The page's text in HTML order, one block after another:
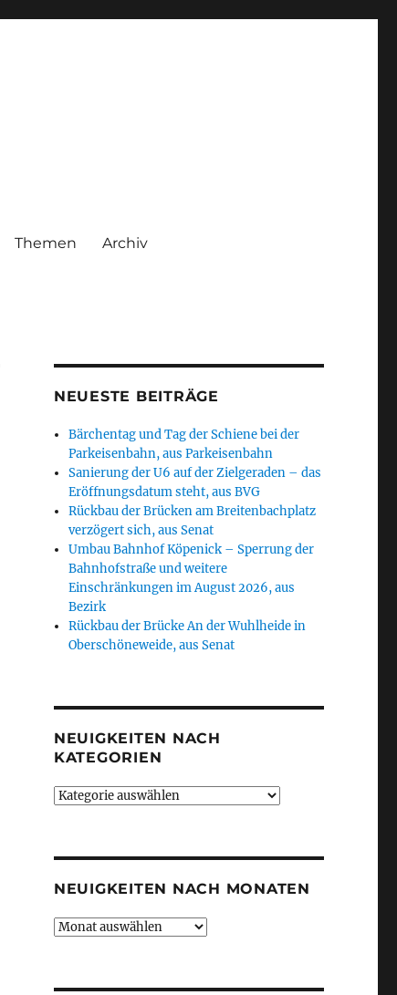
Themen Archiv
NEUESTE BEITRÄGE
Bärchentag und Tag der Schiene bei der
Parkeisenbahn, aus Parkeisenbahn
Sanierung der U6 auf der Zielgeraden – das
Eröffnungsdatum steht, aus BVG
Rückbau der Brücken am Breitenbachplatz
verzögert sich, aus Senat
Umbau Bahnhof Köpenick – Sperrung der
Bahnhofstraße und weitere
Einschränkungen im August 2026, aus
Bezirk
Rückbau der Brücke An der Wuhlheide in
Oberschöneweide, aus Senat
NEUIGKEITEN NACH
KATEGORIEN
Neuigkeiten
NEUIGKEITEN NACH MONATEN
Neuigkeiten